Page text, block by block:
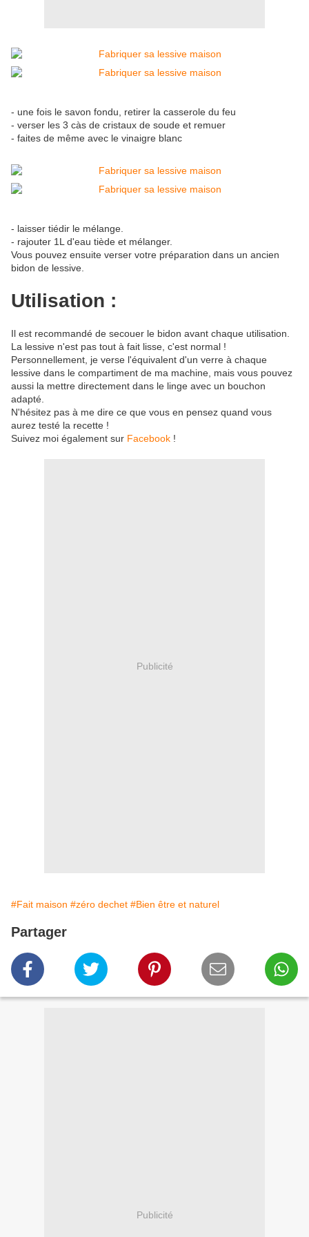
- une fois le savon fondu, retirer la casserole du feu
- verser les 3 càs de cristaux de soude et remuer
- faites de même avec le vinaigre blanc
- laisser tiédir le mélange.
- rajouter 1L d'eau tiède et mélanger.
Vous pouvez ensuite verser votre préparation dans un ancien
bidon de lessive.
Utilisation :
Il est recommandé de secouer le bidon avant chaque utilisation.
La lessive n'est pas tout à fait lisse, c'est normal !
Personnellement, je verse l'équivalent d'un verre à chaque
lessive dans le compartiment de ma machine, mais vous pouvez
aussi la mettre directement dans le linge avec un bouchon
adapté.
N'hésitez pas à me dire ce que vous en pensez quand vous
aurez testé la recette !
Suivez moi également sur Facebook !
Publicité
#Fait maison #zéro dechet #Bien être et naturel
Partager
Publicité